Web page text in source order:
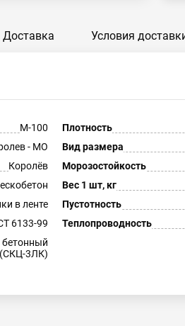
Доставка Условия
М-100 Плотность
- МО Вид размера
Королёв Морозостойкость
Вес 1 шт, кг
в ленте Пустотность
6133-99 Теплопроводность
3ЛК)